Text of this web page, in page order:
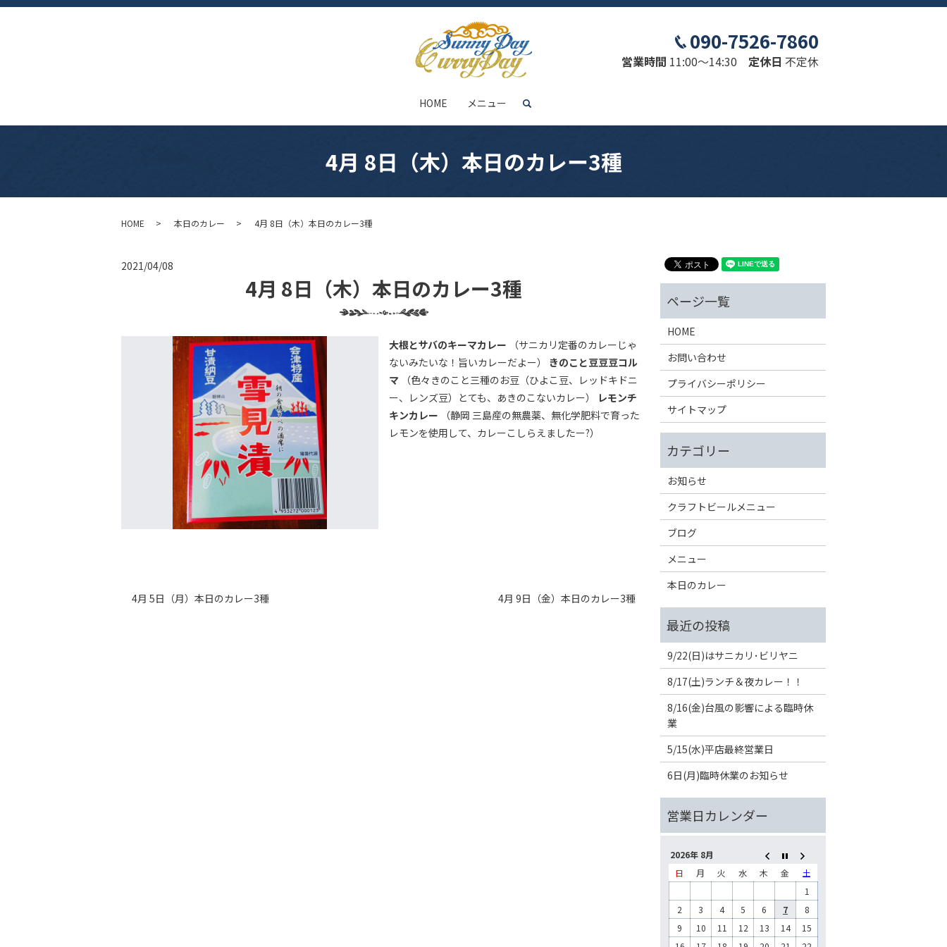
HOME メニュー search
090-7526-7860
営業時間 11:00～14:30 定休日 不定休
4月 8日（木）本日のカレー3種
HOME 本日のカレー 4月 8日（木）本日のカレー3種
2021/04/08
4月 8日（木）本日のカレー3種
大根とサバのキーマカレー （サニカリ定番のカレーじゃ
ないみたいな！旨いカレーだよー） きのこと豆豆豆コル
マ （色々きのこと三種のお豆（ひよこ豆、レッドキドニ
ー、レンズ豆）とても、あきのこないカレー）
レモンチ
キンカレー （静岡 三島産の無農薬、無化学肥料で育った
レモンを使用して、カレーこしらえましたー?️）
4月 5日（月）本日のカレー3種 4月 9日（金）本日のカレー3種
HOME
お問い合わせ
プライバシーポリシー
サイトマップ
お知らせ
クラフトビールメニュー
ブログ
メニュー
本日のカレー
9/22(日)はサニカリ･ビリヤニ
8/17(土)ランチ＆夜カレー！！
8/16(金)台風の影響による臨時休
業
5/15(水)平店最終営業日
6日(月)臨時休業のお知らせ
2026年 8月
日
月 火 水 木 金
土
1
2
3 4 5 6 7
8
9
10 11 12 13 14
15